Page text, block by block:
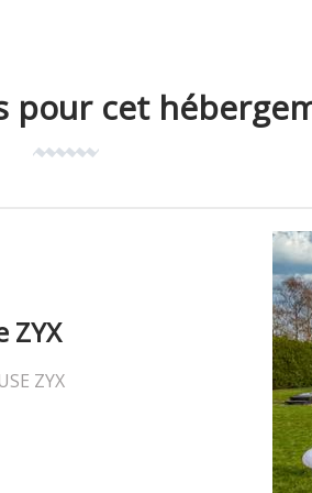
pour cet
ZYX
ZYX